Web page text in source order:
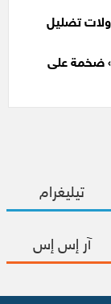
تضليل
ضخمة على
تيليغرام
آر إس إس